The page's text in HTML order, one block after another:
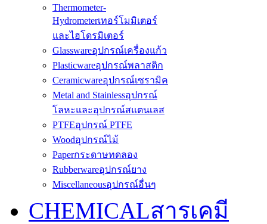
Thermometer-
Hydrometerเทอร์โมมิเตอร์
และไฮโดรมิเตอร์
Glasswareอุปกรณ์เครื่องแก้ว
Plasticwareอุปกรณ์พลาสติก
Ceramicwareอุปกรณ์เซรามิค
Metal and Stainlessอุปกรณ์
โลหะและอุปกรณ์สแตนเลส
PTFEอุปกรณ์ PTFE
Woodอุปกรณ์ไม้
Paperกระดาษทดลอง
Rubberwareอุปกรณ์ยาง
Miscellaneousอุปกรณ์อื่นๆ
CHEMICALสารเคมี